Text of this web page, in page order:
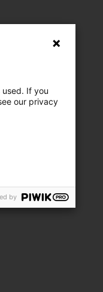
If you
our privacy
by